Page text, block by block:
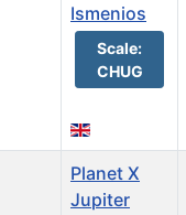
Ismenios
Scale:
CHUG
Planet X
Jupiter